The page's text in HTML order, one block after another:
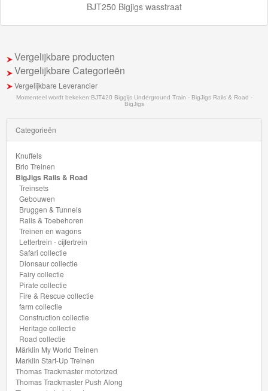
Trein
Minis
Houten
Speelgoed
Thomas
Pre-
School
Chuggington
Hot
Wheels
Majorette
autos
Siku
GraviTrax
Little
BJT250 Bigjigs wasstraat
Vergelijkbare producten
Vergelijkbare Categorieën
Vergelijkbare Leverancier
Momenteel wordt bekeken:BJT420 Biggijs Underground Train - BigJigs Rails & Road -
BigJigs
Categorieën
Knuffels
Brio Treinen
BigJigs Rails & Road
Treinsets
Gebouwen
Bruggen & Tunnels
Rails & Toebehoren
Treinen en wagons
Lettertrein - cijfertrein
Safari collectie
Dionsaur collectie
Fairy collectie
Pirate collectie
Fire & Rescue collectie
farm collectie
Construction collectie
Heritage collectie
Road collectie
Märklin My World Treinen
Marklin Start-Up Treinen
Thomas Trackmaster motorized
Thomas Trackmaster Push Along